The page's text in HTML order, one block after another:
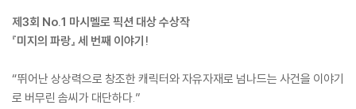
제3회 No.1 마시멜로 픽션 대상 수상작
『미지의 파랑』 세 번째 이야기!
“뛰어난 상상력으로 창조한 캐릭터와 자유자재로 넘나드는 사건을 이야기
로 버무린 솜씨가 대단하다.”